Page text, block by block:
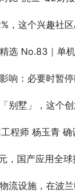
趣社区APP，凭“为用户
鸽动作游戏找独代​；游戏公司
响：必要时暂
别墅」，这个
GICC2025丨第六届全球互联网产
，国产应用全球
流设施，在波